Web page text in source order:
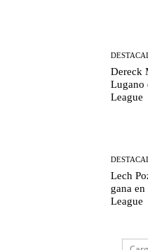
Dereck
Lugano
League
Lech
gana
League